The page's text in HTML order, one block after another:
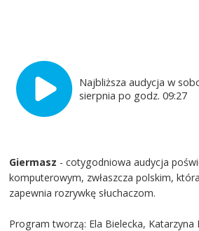
Najbliższa audycja w
sierpnia po godz. 09:27
Giermasz - cotygodniowa audycja
komputerowym, zwłaszcza polskim,
zapewnia rozrywkę słuchaczom.
Program tworzą: Ela Bielecka, Katarzyna